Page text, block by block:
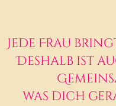
Jede Frau
Deshalb ist
was dich